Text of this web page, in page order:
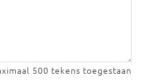
500 tekens toegestaan